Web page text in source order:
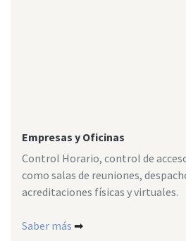
Empresas y Oficinas
Control Horario, control de
como salas de reuniones,
acreditaciones físicas y virtuales.
Saber más ➡